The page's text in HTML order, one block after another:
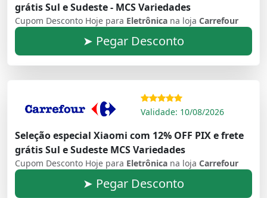
grátis Sul e Sudeste - MCS Variedades
Cupom Desconto Hoje para Eletrônica na loja Carrefour
➤ Pegar Desconto
Validade: 10/08/2026
Seleção especial Xiaomi com 12% OFF PIX e frete
grátis Sul e Sudeste MCS Variedades
Cupom Desconto Hoje para Eletrônica na loja Carrefour
➤ Pegar Desconto